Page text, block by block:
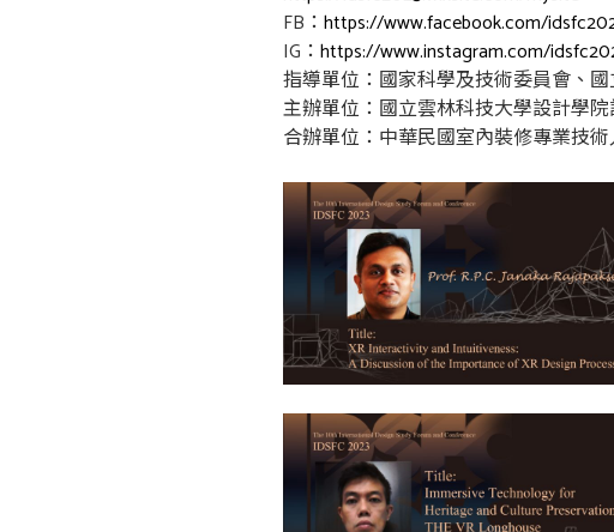
FB： https://www.facebook.com/
IG： https://www.instagram.com/
指導單位：國家科學及技術委員會、
主辦單位：國立雲林科技大學設計學
合辦單位：中華民國室內裝修專業技